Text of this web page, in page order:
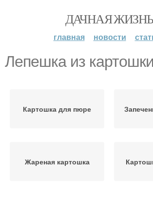
ДАЧНАЯ ЖИЗНЬ
главная новости
Лепешка из картошки
Картошка для пюре
Жареная картошка